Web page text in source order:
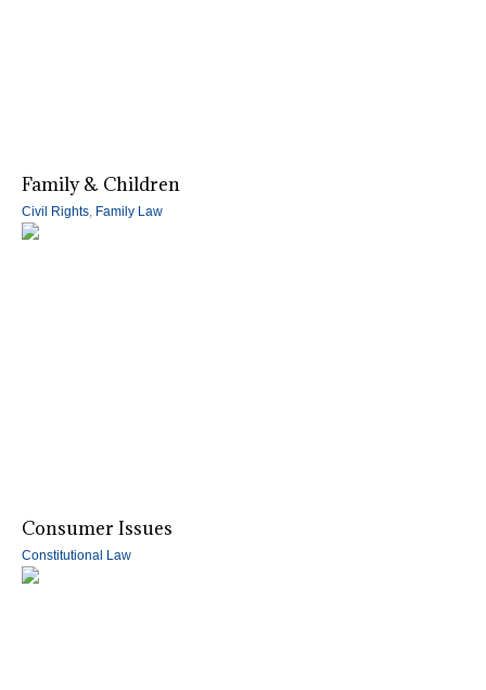
Family & Children
Civil Rights, Family Law
Consumer Issues
Constitutional Law